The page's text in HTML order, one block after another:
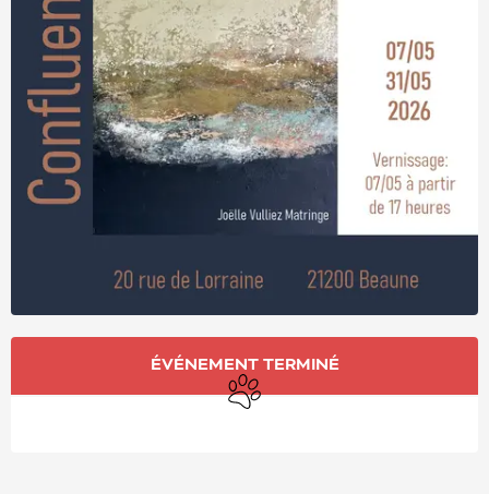
OUVERTURE ET
ÉVÉNEMENT TERMINÉ
Animaux acceptés